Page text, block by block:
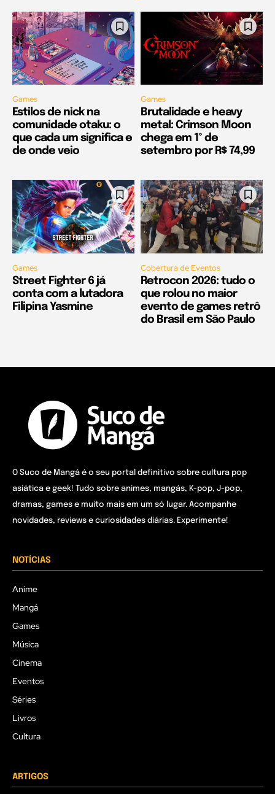
Games
Estilos de nick na
comunidade otaku: o
que cada um significa e
de onde veio
Games
Brutalidade e heavy
metal: Crimson Moon
chega em 1º de
setembro por R$ 74,99
Games
Street Fighter 6 já
conta com a lutadora
Filipina Yasmine
Cobertura de Eventos
Retrocon 2026: tudo o
que rolou no maior
evento de games retrô
do Brasil em São Paulo
O Suco de Mangá é o seu portal definitivo sobre cultura pop
asiática e geek! Tudo sobre animes, mangás, K-pop, J-pop,
dramas, games e muito mais em um só lugar. Acompanhe
novidades, reviews e curiosidades diárias. Experimente!
NOTÍCIAS
Anime
Mangá
Games
Música
Cinema
Eventos
Séries
Livros
Cultura
ARTIGOS